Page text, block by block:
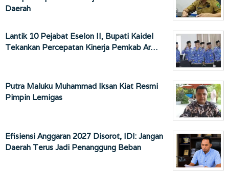
Daerah
Lantik 10 Pejabat Eselon II, Bupati Kaidel
Tekankan Percepatan Kinerja Pemkab Ar…
Putra Maluku Muhammad Iksan Kiat Resmi
Pimpin Lemigas
Efisiensi Anggaran 2027 Disorot, IDI: Jangan
Daerah Terus Jadi Penanggung Beban